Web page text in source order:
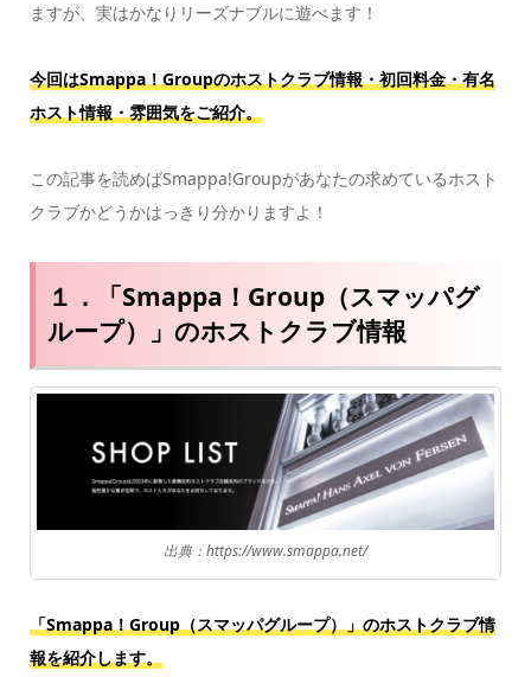
ますが、実はかなりリーズナブルに遊べます！
今回はSmappa！Groupのホストクラブ情報・初回料金・有名
ホスト情報・雰囲気をご紹介。
この記事を読めばSmappa!Groupがあなたの求めているホスト
クラブかどうかはっきり分かりますよ！
１．「Smappa！Group（スマッパグ
ループ）」のホストクラブ情報
出典：https://www.smappa.net/
「Smappa！Group（スマッパグループ）」のホストクラブ情
報を紹介します。